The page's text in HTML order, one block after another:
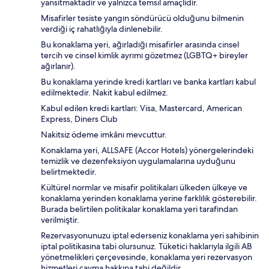
yansıtmaktadır ve yalnızca temsil amaçlıdır.
Misafirler tesiste yangın söndürücü olduğunu bilmenin
verdiği iç rahatlığıyla dinlenebilir.
Bu konaklama yeri, ağırladığı misafirler arasında cinsel
tercih ve cinsel kimlik ayrımı gözetmez (LGBTQ+ bireyler
ağırlanır).
Bu konaklama yerinde kredi kartları ve banka kartları kabul
edilmektedir. Nakit kabul edilmez.
Kabul edilen kredi kartları: Visa, Mastercard, American
Express, Diners Club
Nakitsiz ödeme imkânı mevcuttur.
Konaklama yeri, ALLSAFE (Accor Hotels) yönergelerindeki
temizlik ve dezenfeksiyon uygulamalarına uyduğunu
belirtmektedir.
Kültürel normlar ve misafir politikaları ülkeden ülkeye ve
konaklama yerinden konaklama yerine farklılık gösterebilir.
Burada belirtilen politikalar konaklama yeri tarafından
verilmiştir.
Rezervasyonunuzu iptal ederseniz konaklama yeri sahibinin
iptal politikasına tabi olursunuz. Tüketici haklarıyla ilgili AB
yönetmelikleri çerçevesinde, konaklama yeri rezervasyon